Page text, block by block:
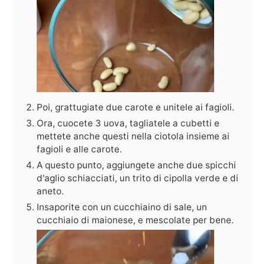
Poi, grattugiate due carote e unitele ai fagioli.
Ora, cuocete 3 uova, tagliatele a cubetti e
mettete anche questi nella ciotola insieme ai
fagioli e alle carote.
A questo punto, aggiungete anche due spicchi
d'aglio schiacciati, un trito di cipolla verde e di
aneto.
Insaporite con un cucchiaino di sale, un
cucchiaio di maionese, e mescolate per bene.